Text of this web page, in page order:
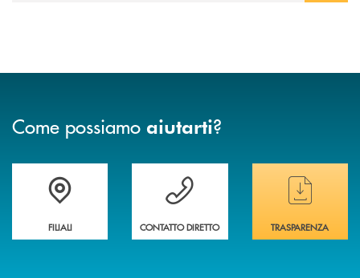
Come possiamo aiutarti?
Trova la filiale&nbsp; più vicina a te
FILIALI
Hai bisogno di assistenza immediata ?
CONTATTO DIRETTO
Hai bisogno di
TRASPARENZA